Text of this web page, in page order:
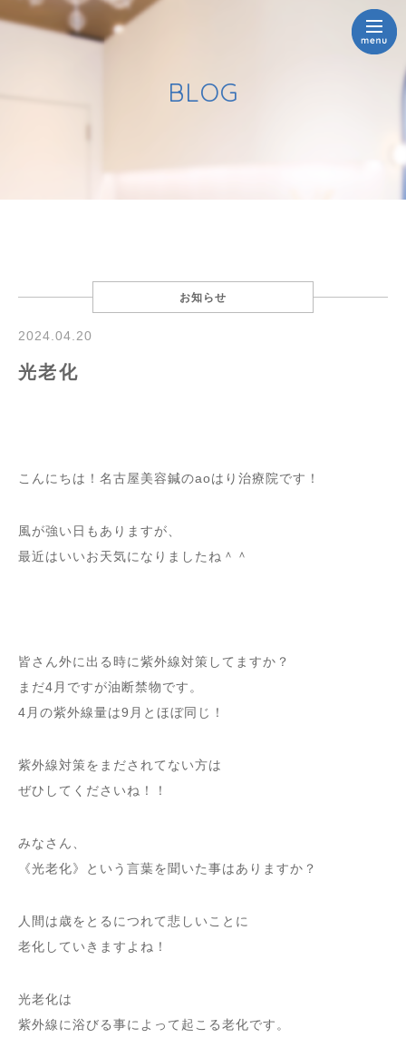
BLOG
お知らせ
2024.04.20
光老化
こんにちは！名古屋美容鍼のaoはり治療院です！
風が強い日もありますが、
最近はいいお天気になりましたね＾＾
皆さん外に出る時に紫外線対策してますか？
まだ4月ですが油断禁物です。
4月の紫外線量は9月とほぼ同じ！
紫外線対策をまだされてない方は
ぜひしてくださいね！！
みなさん、
《光老化》という言葉を聞いた事はありますか？
人間は歳をとるにつれて悲しいことに
老化していきますよね！
光老化は
紫外線に浴びる事によって起こる老化です。